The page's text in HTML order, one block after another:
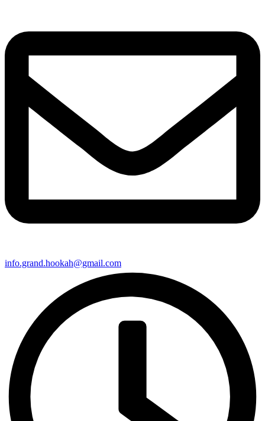
info.grand.hookah@gmail.com